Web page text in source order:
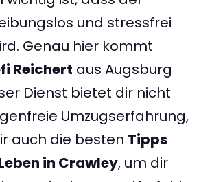
und stressfrei
Genau hier kommt
Reichert aus Augsburg
Dienst bietet dir nicht
Umzugserfahrung,
auch die besten Tipps
in Crawley, um dir